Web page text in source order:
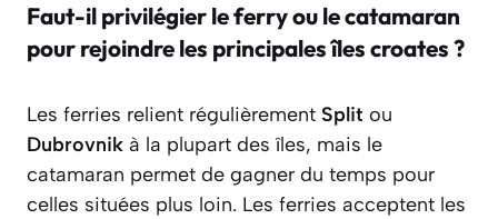
Faut-il privilégier le ferry ou le catamaran
pour rejoindre les principales îles croates ?
Les ferries relient régulièrement Split ou
Dubrovnik à la plupart des îles, mais le
catamaran permet de gagner du temps pour
celles situées plus loin. Les ferries acceptent les